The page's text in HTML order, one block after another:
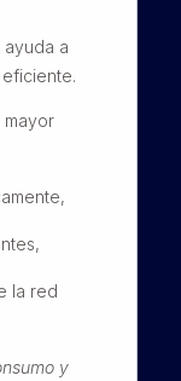
ayuda a
mayor
la red
y